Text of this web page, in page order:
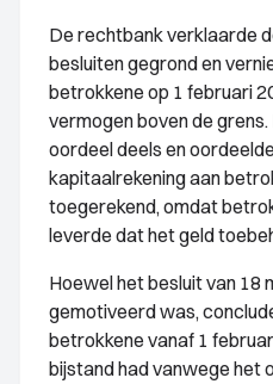
De rechtbank verklaarde
besluiten gegrond en
betrokkene op 1 februari
vermogen boven de
oordeel deels en
kapitaalrekening aan
toegerekend, omdat
leverde dat het geld
Hoewel het besluit van 18
gemotiveerd was,
betrokkene vanaf 1
bijstand had vanwege het